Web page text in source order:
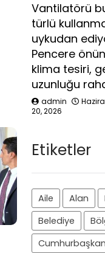
Vantilatörü
türlü
uykudan
Pencere
klima tesiri,
uzunluğu
admin
20, 2026
Etiketler
Aile Alan
Belediye